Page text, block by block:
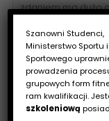
zdaniem ma dużo
psychologia
Szanowni Studenci,
Ministerstwo Sportu
Sportowego
prowadzenia
grupowych form
ram kwalifikacji.
szkoleniową